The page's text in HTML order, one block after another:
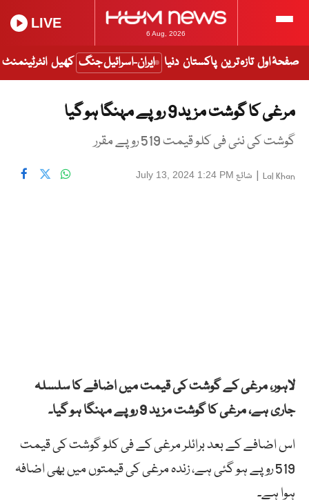
6 Aug, 2026
LIVE
صفحۂ اول تازہ ترین پاکستان دنیا ایران-اسرائیل جنگ کھیل انٹرٹینمنٹ
مرغی کا گوشت مزید 9 روپے مہنگا ہو گیا
گوشت کی نئی فی کلو قیمت 519 روپے مقرر
Lal Khan
| شائع July 13, 2024 1:24 PM
لاہور، مرغی کے گوشت کی قیمت میں اضافے کا سلسلہ
جاری ہے، مرغی کا گوشت مزید 9 روپے مہنگا ہو گیا۔
اس اضافے کے بعد برائلر مرغی کے فی کلو گوشت کی قیمت
519 روپے ہو گئی ہے، زندہ مرغی کی قیمتوں میں بھی اضافہ
ہوا ہے۔